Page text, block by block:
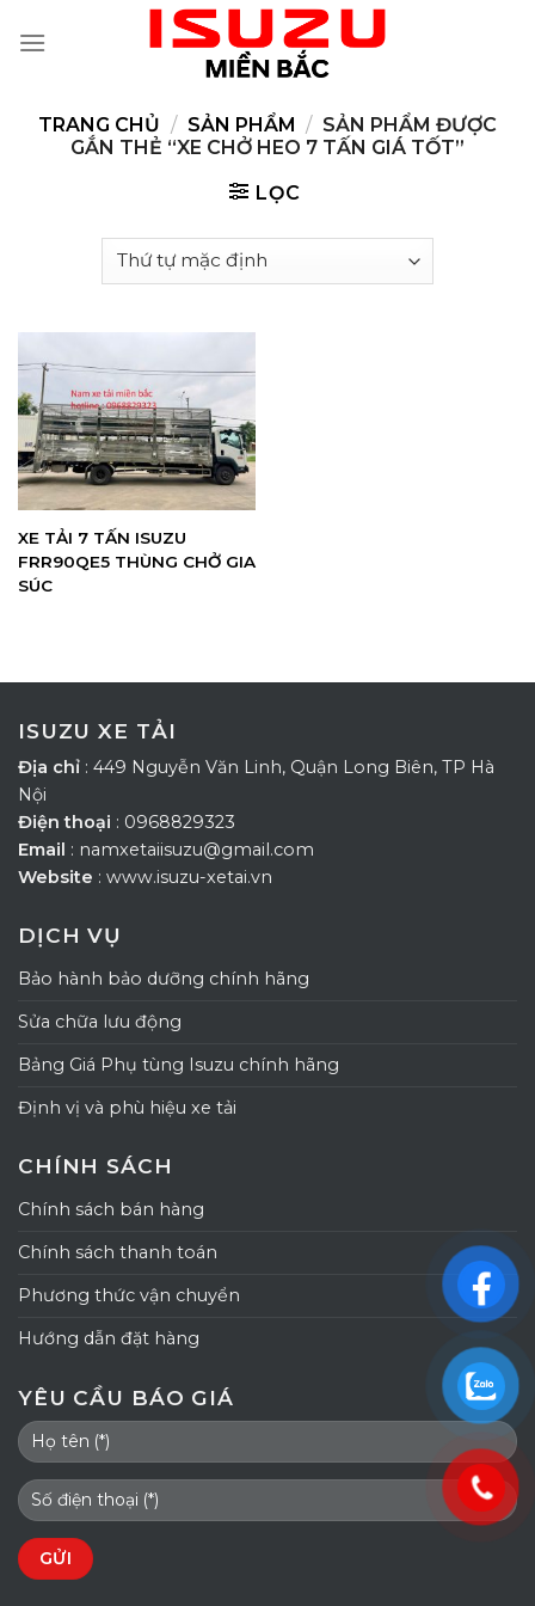
TRANG CHỦ / SẢN PHẨM / SẢN PHẨM ĐƯỢC
GẮN THẺ “XE CHỞ HEO 7 TẤN GIÁ TỐT”
LỌC
XE TẢI 7 TẤN ISUZU
FRR90QE5 THÙNG CHỞ GIA
SÚC
ISUZU XE TẢI
Địa chỉ : 449 Nguyễn Văn Linh, Quận Long Biên, TP Hà
Nội
Điện thoại : 0968829323
Email : namxetaiisuzu@gmail.com
Website : www.isuzu-xetai.vn
DỊCH VỤ
Bảo hành bảo dưỡng chính hãng
Sửa chữa lưu động
Bảng Giá Phụ tùng Isuzu chính hãng
Định vị và phù hiệu xe tải
CHÍNH SÁCH
Chính sách bán hàng
Chính sách thanh toán
Phương thức vận chuyển
Hướng dẫn đặt hàng
YÊU CẦU BÁO GIÁ